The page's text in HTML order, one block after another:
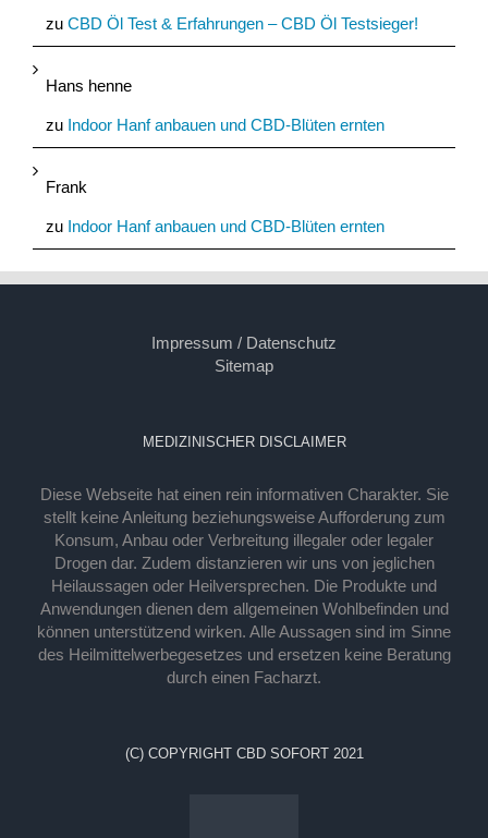
zu CBD Öl Test & Erfahrungen – CBD Öl Testsieger!
Hans henne
zu Indoor Hanf anbauen und CBD-Blüten ernten
Frank
zu Indoor Hanf anbauen und CBD-Blüten ernten
Impressum / Datenschutz
Sitemap
MEDIZINISCHER DISCLAIMER
Diese Webseite hat einen rein informativen Charakter. Sie
stellt keine Anleitung beziehungsweise Aufforderung zum
Konsum, Anbau oder Verbreitung illegaler oder legaler
Drogen dar. Zudem distanzieren wir uns von jeglichen
Heilaussagen oder Heilversprechen. Die Produkte und
Anwendungen dienen dem allgemeinen Wohlbefinden und
können unterstützend wirken. Alle Aussagen sind im Sinne
des Heilmittelwerbegesetzes und ersetzen keine Beratung
durch einen Facharzt.
(C) COPYRIGHT CBD SOFORT 2021